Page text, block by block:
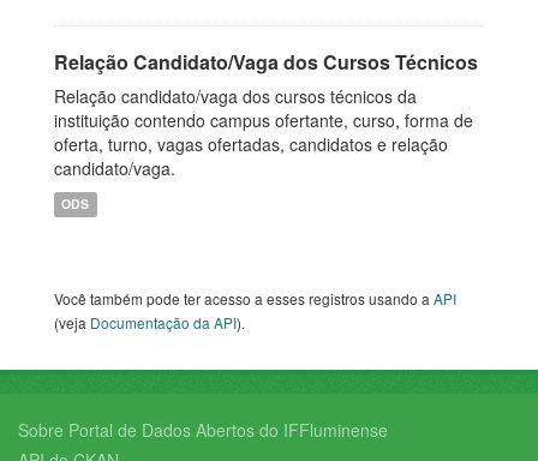
Relação Candidato/Vaga dos Cursos Técnicos
Relação candidato/vaga dos cursos técnicos da
instituição contendo campus ofertante, curso, forma de
oferta, turno, vagas ofertadas, candidatos e relação
candidato/vaga.
ODS
Você também pode ter acesso a esses registros usando aAPI
(veja Documentação da API).
Sobre Portal de Dados Abertos do IFFluminense